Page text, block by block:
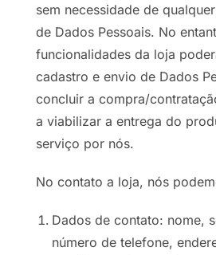
sem necessidade de
de Dados Pessoais. No
funcionalidades da loja
cadastro e envio de Dados
concluir a compra/
a viabilizar a entrega do
serviço por nós.
No contato a loja, nós
Dados de contato: nome,
número de telefone,